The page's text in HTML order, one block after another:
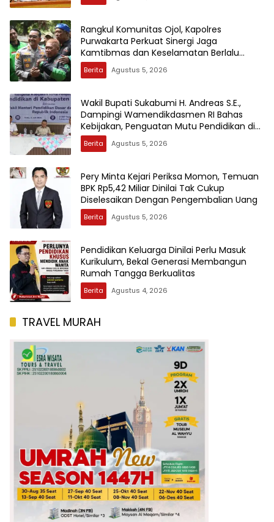
Rangkul Komunitas Ojol, Kapolres
Purwakarta Perkuat Sinergi Jaga
Kamtibmas dan Keselamatan Berlalu
Lintas
Berita Agustus 5, 2026
Wakil Bupati Sukabumi H. Andreas S.E.,
Dampingi Wamendikdasmen RI Bahas
Kebijakan, Penguatan Mutu Pendidikan di
Sukabumi
Berita Agustus 5, 2026
Pery Minta Kejari Periksa Momon, Temuan
BPK Rp5,42 Miliar Dinilai Tak Cukup
Diselesaikan Dengan Pengembalian Uang
Berita Agustus 5, 2026
Pendidikan Keluarga Dinilai Perlu Masuk
Kurikulum, Bekal Generasi Membangun
Rumah Tangga Berkualitas
Berita Agustus 4, 2026
TRAVEL MURAH